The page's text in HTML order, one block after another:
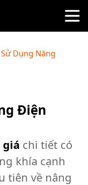
Dụng Năng
Điện
chi tiết có
khía cạnh
tiên về nâng